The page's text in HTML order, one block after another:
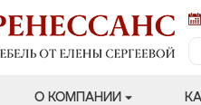
О КОМПАНИИ